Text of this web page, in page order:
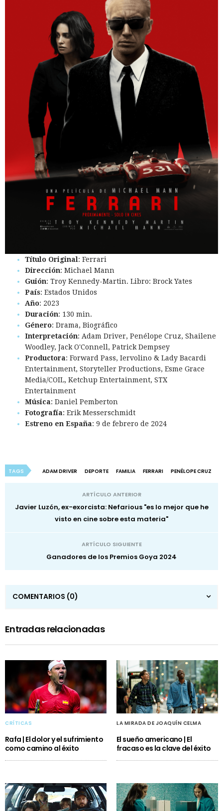
Título Original: Ferrari
Dirección: Michael Mann
Guión: Troy Kennedy-Martin. Libro: Brock Yates
País: Estados Unidos
Año: 2023
Duración: 130 min.
Género: Drama, Biográfico
Interpretación: Adam Driver, Penélope Cruz, Shailene
Woodley, Jack O'Connell, Patrick Dempsey
Productora: Forward Pass, Iervolino & Lady Bacardi
Entertainment, Storyteller Productions, Esme Grace
Media/COIL, Ketchup Entertainment, STX
Entertainment
Música: Daniel Pemberton
Fotografía: Erik Messerschmidt
Estreno en España: 9 de febrero de 2024
TAGS ADAM DRIVER DEPORTE FAMILIA FERRARI PENÉLOPE CRUZ
ARTÍCULO ANTERIOR
Javier Luzón, ex-exorcista: Nefarious "es lo mejor que he
visto en cine sobre esta materia"
ARTÍCULO SIGUIENTE
Ganadores de los Premios Goya 2024
COMENTARIOS (0)
Entradas relacionadas
CRÍTICAS
Rafa | El dolor y el sufrimiento
como camino al éxito
LA MIRADA DE JOAQUÍN CELMA
El sueño americano | El
fracaso es la clave del éxito